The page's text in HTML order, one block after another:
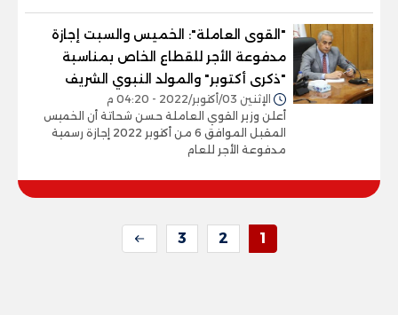
"القوى العاملة": الخميس والسبت إجازة
مدفوعة الأجر للقطاع الخاص بمناسبة
"ذكرى أكتوبر" والمولد النبوي الشريف
الإثنين 03/أكتوبر/2022 - 04:20 م
أعلن وزير القوي العاملة حسن شحاتة أن الخميس
المقبل الموافق 6 من أكتوبر 2022 إجازة رسمية
مدفوعة الأجر للعام
1
2
3